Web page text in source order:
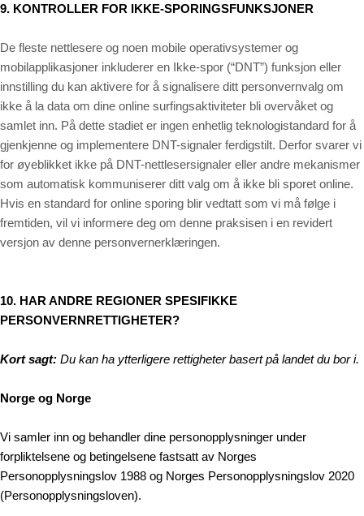
9. KONTROLLER FOR IKKE-SPORINGSFUNKSJONER
De fleste nettlesere og noen mobile operativsystemer og
mobilapplikasjoner inkluderer en Ikke-spor (“DNT”) funksjon eller
innstilling du kan aktivere for å signalisere ditt personvernvalg om
ikke å la data om dine online surfingsaktiviteter bli overvåket og
samlet inn. På dette stadiet er ingen enhetlig teknologistandard for å
gjenkjenne og implementere DNT-signaler ferdigstilt. Derfor svarer vi
for øyeblikket ikke på DNT-nettlesersignaler eller andre mekanismer
som automatisk kommuniserer ditt valg om å ikke bli sporet online.
Hvis en standard for online sporing blir vedtatt som vi må følge i
fremtiden, vil vi informere deg om denne praksisen i en revidert
versjon av denne personvernerklæringen.
10. HAR ANDRE REGIONER SPESIFIKKE
PERSONVERNRETTIGHETER?
Kort sagt: Du kan ha ytterligere rettigheter basert på landet du bor i.
Norge og Norge
Vi samler inn og behandler dine personopplysninger under
forpliktelsene og betingelsene fastsatt av Norges
Personopplysningslov 1988 og Norges Personopplysningslov 2020
(Personopplysningsloven).